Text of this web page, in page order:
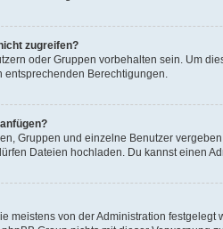
zugreifen?
oder Gruppen vorbehalten sein. Um
Berechtigungen.
Gruppen und einzelne Benutzer
Dateien hochladen. Du kannst einen
meistens von der Administration